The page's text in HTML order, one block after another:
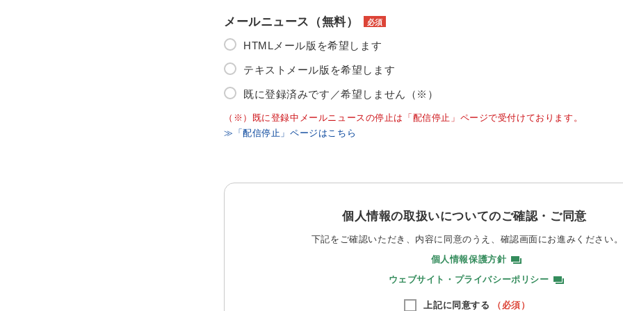
メールニュース（無料） 必須
HTMLメール版を希望します
テキストメール版を希望します
既に登録済みです／希望しません（※）
（※）既に登録中メールニュースの停止は「配信停止」ページで受付けております。
≫「配信停止」ページはこちら
個人情報の取扱いについてのご確認・ご同意
下記をご確認いただき、内容に同意のうえ、 確認画面にお進みください。
個人情報保護方針
ウェブサイト・プライバシーポリシー
上記に同意する （必須）